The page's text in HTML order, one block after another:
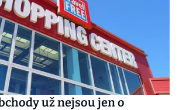
už nejsou jen o